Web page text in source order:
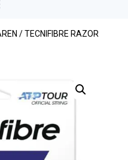
/ TECNIFIBRE RAZOR